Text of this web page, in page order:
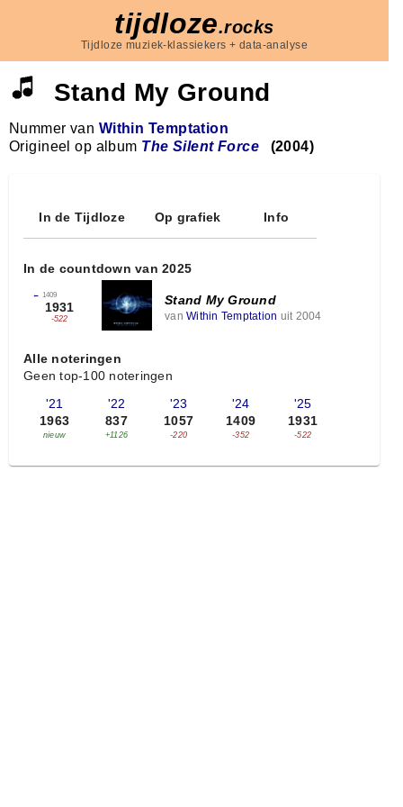
tijdloze.rocks
Tijdloze muziek-klassiekers + data-analyse
Stand My Ground
Nummer van Within Temptation
Origineel op album The Silent Force (2004)
In de Tijdloze Op grafiek Info
In de countdown van 2025
← 1409
1931
-522
Stand My Ground
van Within Temptation uit 2004
Alle noteringen
Geen top-100 noteringen
'21
1963
nieuw
'22
837
+1126
'23
1057
-220
'24
1409
-352
'25
1931
-522